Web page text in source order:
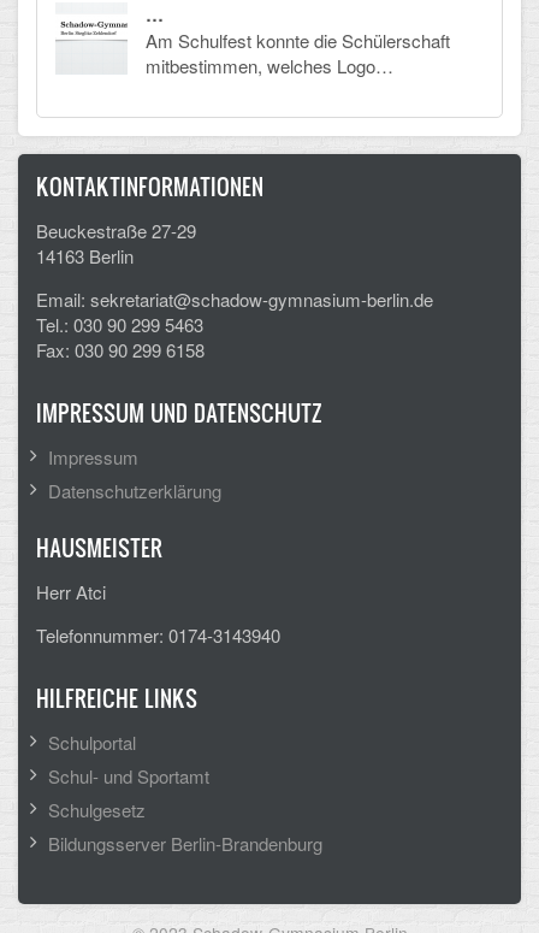
…
Am Schulfest konnte die Schülerschaft
mitbestimmen, welches Logo…
KONTAKTINFORMATIONEN
Beuckestraße 27-29
14163 Berlin
Email: sekretariat@schadow-gymnasium-berlin.de
Tel.: 030 90 299 5463
Fax: 030 90 299 6158
IMPRESSUM UND DATENSCHUTZ
Impressum
Datenschutzerklärung
HAUSMEISTER
Herr Atci
Telefonnummer: 0174-3143940
HILFREICHE LINKS
Schulportal
Schul- und Sportamt
Schulgesetz
Bildungsserver Berlin-Brandenburg